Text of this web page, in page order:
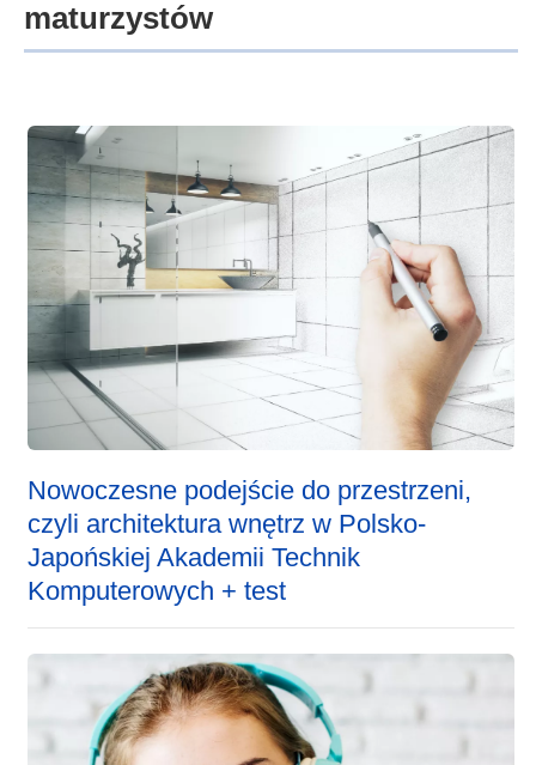
maturzystów
Nowoczesne podejście do przestrzeni,
czyli architektura wnętrz w Polsko-
Japońskiej Akademii Technik
Komputerowych + test